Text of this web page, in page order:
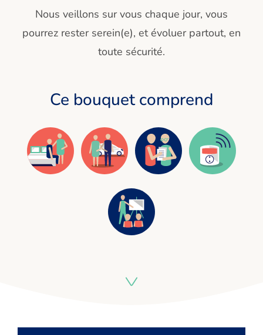
Nous veillons sur vous chaque jour, vous
pourrez rester serein(e), et évoluer partout, en
toute sécurité.
Ce bouquet comprend